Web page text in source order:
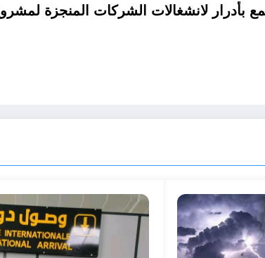
بأدرار لانشغالات الشركات المنجزة